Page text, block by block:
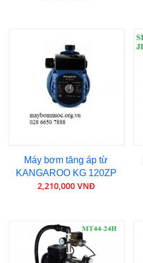
Máy bơm tăng áp từ
KANGAROO KG 120ZP
2,210,000 VNĐ